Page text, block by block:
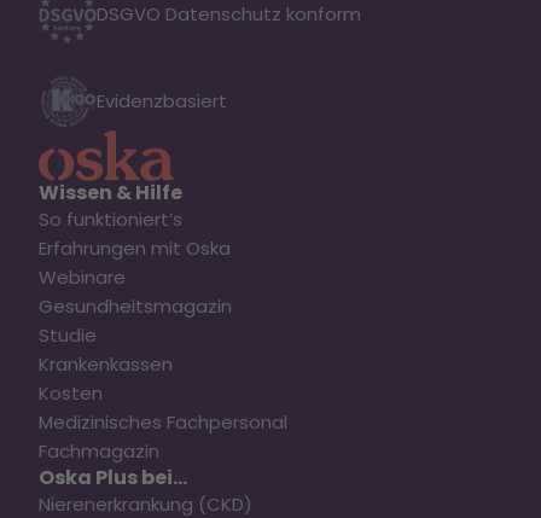
DSGVO Datenschutz konform
Evidenzbasiert
Wissen & Hilfe
So funktioniert’s
Erfahrungen mit Oska
Webinare
Gesundheitsmagazin
Studie
Krankenkassen
Kosten
Medizinisches Fachpersonal
Fachmagazin
Oska Plus bei...
Nierenerkrankung (CKD)